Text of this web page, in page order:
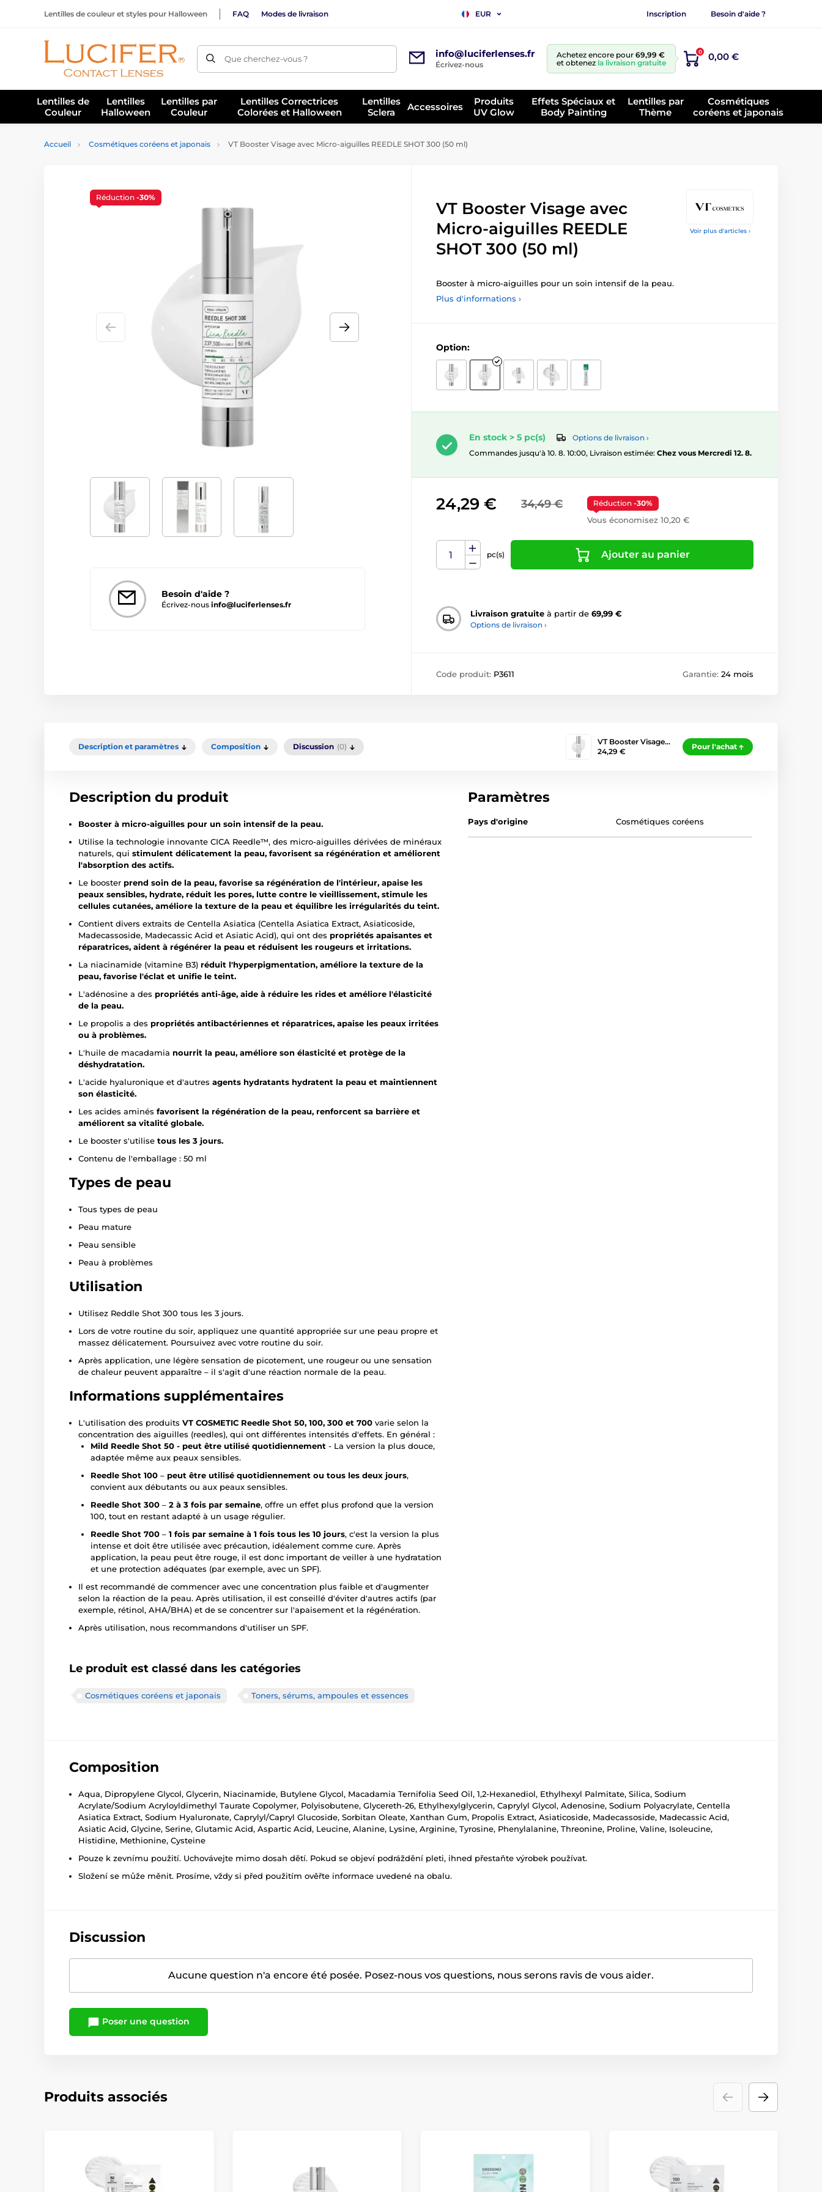
Lentilles de couleur et styles pour Halloween FAQ Modes de livraison EUR Inscription Besoin d'aide ?
Que cherchez-vous ? info@luciferlenses.fr
Écrivez-nous
Achetez encore pour 69,99 €
et obtenez la livraison gratuite
0 0,00 €
Lentilles de
Couleur
Lentilles
Halloween
Lentilles par
Couleur
Lentilles Correctrices
Colorées et Halloween
Lentilles
Sclera
Accessoires
Produits
UV Glow
Effets Spéciaux et
Body Painting
Lentilles par
Thème
Cosmétiques
coréens et japonais
Accueil Cosmétiques coréens et japonais VT Booster Visage avec Micro-aiguilles REEDLE SHOT 300 (50 ml)
Voir plus d'articles ›
Besoin d'aide ?
Écrivez-nous info@luciferlenses.fr
Réduction -30%
VT Booster Visage avec
Micro-aiguilles REEDLE
SHOT 300 (50 ml)
Booster à micro-aiguilles pour un soin intensif de la peau.
Plus d'informations ›
Option:
En stock > 5 pc(s)
Options de livraison ›
Commandes jusqu'à 10. 8. 10:00, Livraison estimée: Chez vous Mercredi 12. 8.
34,49 €
24,29 € Réduction -30%
Vous économisez 10,20 €
pc(s) Ajouter au panier
Livraison gratuite à partir de 69,99 €
Options de livraison ›
Code produit: P3611 Garantie: 24 mois
Description et paramètres Composition Discussion (0)
VT Booster Visage…
24,29 €
Pour l'achat
Description du produit
Booster à micro-aiguilles pour un soin intensif de la peau.
Utilise la technologie innovante CICA Reedle™, des micro-aiguilles dérivées de minéraux
naturels, qui stimulent délicatement la peau, favorisent sa régénération et améliorent
l'absorption des actifs.
Le booster prend soin de la peau, favorise sa régénération de l'intérieur, apaise les
peaux sensibles, hydrate, réduit les pores, lutte contre le vieillissement, stimule les
cellules cutanées, améliore la texture de la peau et équilibre les irrégularités du teint.
Contient divers extraits de Centella Asiatica (Centella Asiatica Extract, Asiaticoside,
Madecassoside, Madecassic Acid et Asiatic Acid), qui ont des propriétés apaisantes et
réparatrices, aident à régénérer la peau et réduisent les rougeurs et irritations.
La niacinamide (vitamine B3) réduit l'hyperpigmentation, améliore la texture de la
peau, favorise l'éclat et unifie le teint.
L'adénosine a des propriétés anti-âge, aide à réduire les rides et améliore l'élasticité
de la peau.
Le propolis a des propriétés antibactériennes et réparatrices, apaise les peaux irritées
ou à problèmes.
L'huile de macadamia nourrit la peau, améliore son élasticité et protège de la
déshydratation.
L'acide hyaluronique et d'autres agents hydratants hydratent la peau et maintiennent
son élasticité.
Les acides aminés favorisent la régénération de la peau, renforcent sa barrière et
améliorent sa vitalité globale.
Le booster s'utilise tous les 3 jours.
Contenu de l'emballage : 50 ml
Types de peau
Tous types de peau
Peau mature
Peau sensible
Peau à problèmes
Utilisation
Utilisez Reddle Shot 300 tous les 3 jours.
Lors de votre routine du soir, appliquez une quantité appropriée sur une peau propre et
massez délicatement. Poursuivez avec votre routine du soir.
Après application, une légère sensation de picotement, une rougeur ou une sensation
de chaleur peuvent apparaître – il s'agit d'une réaction normale de la peau.
Informations supplémentaires
L'utilisation des produits VT COSMETIC Reedle Shot 50, 100, 300 et 700 varie selon la
concentration des aiguilles (reedles), qui ont différentes intensités d'effets. En général :
Mild Reedle Shot 50 - peut être utilisé quotidiennement - La version la plus douce,
adaptée même aux peaux sensibles.
Reedle Shot 100 – peut être utilisé quotidiennement ou tous les deux jours,
convient aux débutants ou aux peaux sensibles.
Reedle Shot 300 – 2 à 3 fois par semaine, offre un effet plus profond que la version
100, tout en restant adapté à un usage régulier.
Reedle Shot 700 – 1 fois par semaine à 1 fois tous les 10 jours, c'est la version la plus
intense et doit être utilisée avec précaution, idéalement comme cure. Après
application, la peau peut être rouge, il est donc important de veiller à une hydratation
et une protection adéquates (par exemple, avec un SPF).
Il est recommandé de commencer avec une concentration plus faible et d'augmenter
selon la réaction de la peau. Après utilisation, il est conseillé d'éviter d'autres actifs (par
exemple, rétinol, AHA/BHA) et de se concentrer sur l'apaisement et la régénération.
Après utilisation, nous recommandons d'utiliser un SPF.
Le produit est classé dans les catégories
Cosmétiques coréens et japonais Toners, sérums, ampoules et essences
Paramètres
Pays d'origine Cosmétiques coréens
Composition
Aqua, Dipropylene Glycol, Glycerin, Niacinamide, Butylene Glycol, Macadamia Ternifolia Seed Oil, 1,2-Hexanediol, Ethylhexyl Palmitate, Silica, Sodium
Acrylate/Sodium Acryloyldimethyl Taurate Copolymer, Polyisobutene, Glycereth-26, Ethylhexylglycerin, Caprylyl Glycol, Adenosine, Sodium Polyacrylate, Centella
Asiatica Extract, Sodium Hyaluronate, Caprylyl/Capryl Glucoside, Sorbitan Oleate, Xanthan Gum, Propolis Extract, Asiaticoside, Madecassoside, Madecassic Acid,
Asiatic Acid, Glycine, Serine, Glutamic Acid, Aspartic Acid, Leucine, Alanine, Lysine, Arginine, Tyrosine, Phenylalanine, Threonine, Proline, Valine, Isoleucine,
Histidine, Methionine, Cysteine
Pouze k zevnímu použití. Uchovávejte mimo dosah dětí. Pokud se objeví podráždění pleti, ihned přestaňte výrobek používat.
Složení se může měnit. Prosíme, vždy si před použitím ověřte informace uvedené na obalu.
Discussion
Aucune question n'a encore été posée. Posez-nous vos questions, nous serons ravis de vous aider.
Poser une question
Produits associés